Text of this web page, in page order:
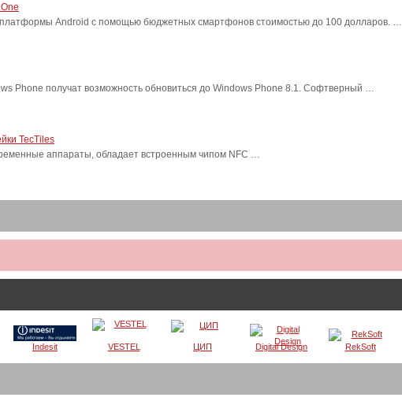
платформы Android с помощью бюджетных смартфонов стоимостью до 100 долларов. …
Phone получат возможность обновиться до Windows Phone 8.1. Софтверный …
TecTiles
аппараты, обладает встроенным чипом NFC …
Indesit VESTEL ЦИП Digital Design RekSoft